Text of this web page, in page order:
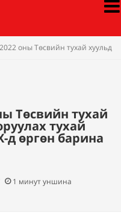
оны Төсвийн тухай хуульд
Төсвийн тухай
тухай
д өргөн барина
1 минут уншина